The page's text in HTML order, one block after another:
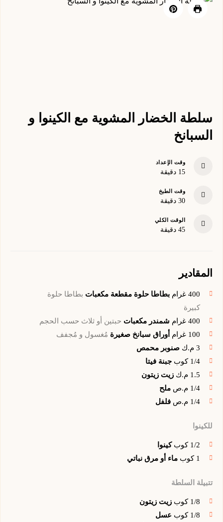
سلطة الخضار المشوية مع الكينوا و
السبانخ
وقت الإعداد
15
minutes
دقيقة
وقت الطبخ
30
minutes
دقيقة
الوقت الكلي
45
minutes
دقيقة
المقادير
400 غرام بطاطا حلوة مقطعة مكعبات بطاطا حلوة
كبيرة
400 غرام شمندر مكعبات حبتين أو ثلاث حسب الحجم
100 غرام أوراق سبانخ صغيرة مُغسول و مُجفف
3 م.ك صنوبر محمص
1/4 كوب جبنة فيتا
1.5 م.ك زيت زيتون
1/4 م.ص ملح
1/4 م.ص فلفل
للكينوا
1/2 كوب كينوا
1 كوب ماء أو مرق نباتي
تتبيلة السلطة
1/8 كوب زيت زيتون
1/8 كوب عسل